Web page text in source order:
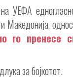
на УЕФА
Македонија,
го пренесе
за бојкотот.